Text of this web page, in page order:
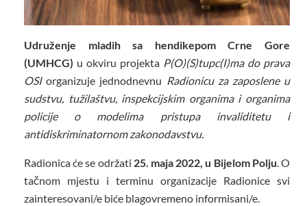
Udruženje mladih sa hendikepom Crne Gore
(UMHCG) u okviru projekta P(O)(S)tupc(I)ma do prava
OSIorganizuje jednodnevnu Radionicu za zaposlene u
sudstvu, tužilaštvu, inspekcijskim organima i organima
policije o modelima pristupa invaliditetu i
antidiskriminatornom zakonodavstvu.
Radionica će se održati 25. maja 2022, u Bijelom Polju. O
tačnom mjestu i terminu organizacije Radionice svi
zainteresovani/e biće blagovremeno informisani/e.